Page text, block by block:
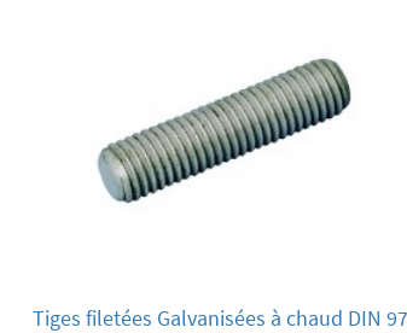
Tiges filetées Galvanisées à chaud DIN